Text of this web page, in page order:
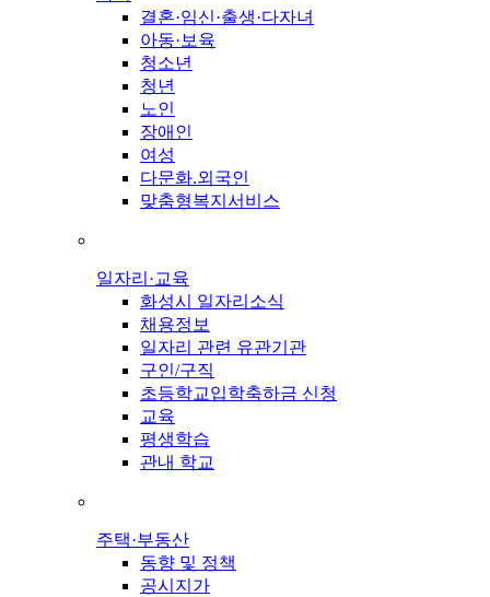
결혼·임신·출생·다자녀
아동·보육
청소년
청년
노인
장애인
여성
다문화.외국인
맞춤형복지서비스
일자리·교육
화성시 일자리소식
채용정보
일자리 관련 유관기관
구인/구직
초등학교입학축하금 신청
교육
평생학습
관내 학교
주택·부동산
동향 및 정책
공시지가